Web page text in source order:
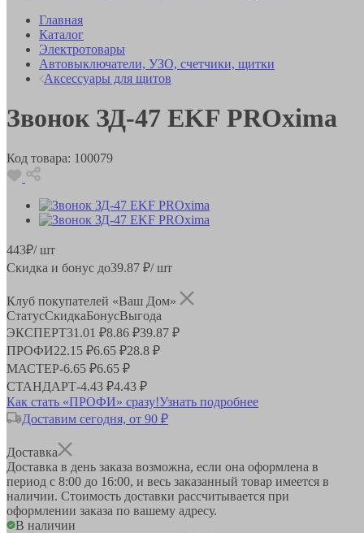
Главная
Каталог
Электротовары
Автовыключатели, УЗО, счетчики, щитки
Аксессуары для щитов
Звонок ЗД-47 EKF PROxima
Код товара: 100079
443₽/ шт
Скидка и бонус до39.87 ₽/ шт
Клуб покупателей «Ваш Дом»
СтатусСкидкаБонусВыгода
ЭКСПЕРТ31.01 ₽8.86 ₽39.87 ₽
ПРОФИ22.15 ₽6.65 ₽28.8 ₽
МАСТЕР-6.65 ₽6.65 ₽
СТАНДАРТ-4.43 ₽4.43 ₽
Как стать «ПРОФИ» сразу!Узнать подробнее
Доставим сегодня, от 90 ₽
Доставка
Доставка в день заказа возможна, если она оформлена в
период с 8:00 до 16:00, и весь заказанный товар имеется в
наличии. Стоимость доставки рассчитывается при
оформлении заказа по вашему адресу.
В наличии